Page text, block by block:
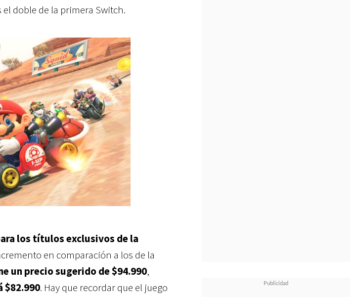
doble de la primera Switch.
los títulos exclusivos de la
en comparación a los de la
un precio sugerido de $94.990,
$82.990. Hay que recordar que el juego